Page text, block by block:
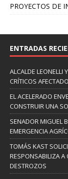
PROYECTOS DE
ENTRADAS
ALCALDE LEONELLI
CRÍTICOS
EL ACELERADO
CONSTRUIR UNA
SENADOR MIGUEL
EMERGENCIA
TOMÁS KAST
RESPONSABILIZA
DESTROZOS